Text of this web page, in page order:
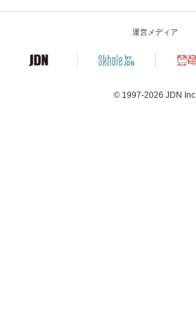
運営メディア
© 1997-2026 JDN Inc.